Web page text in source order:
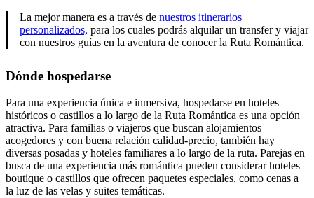
La mejor manera es a través de nuestros itinerarios
personalizados, para los cuales podrás alquilar un transfer y viajar
con nuestros guías en la aventura de conocer la Ruta Romántica.
Dónde hospedarse
Para una experiencia única e inmersiva, hospedarse en hoteles
históricos o castillos a lo largo de la Ruta Romántica es una opción
atractiva. Para familias o viajeros que buscan alojamientos
acogedores y con buena relación calidad-precio, también hay
diversas posadas y hoteles familiares a lo largo de la ruta. Parejas en
busca de una experiencia más romántica pueden considerar hoteles
boutique o castillos que ofrecen paquetes especiales, como cenas a
la luz de las velas y suites temáticas.